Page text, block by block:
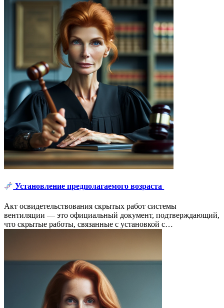
Установление предполагаемого возраста
Акт освидетельствования скрытых работ системы
вентиляции — это официальный документ, подтверждающий,
что скрытые работы, связанные с установкой с…